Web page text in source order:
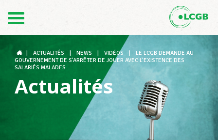
DE
Le LCGB
Structures syndicales
ACTUALITÉS NEWS VIDÉOS
LE LCGB DEMANDE AU
GOUVERNEMENT DE S’ARRÊTER DE JOUER AVEC L’EXISTENCE DES
SALARIÉS MALADES
Actualités